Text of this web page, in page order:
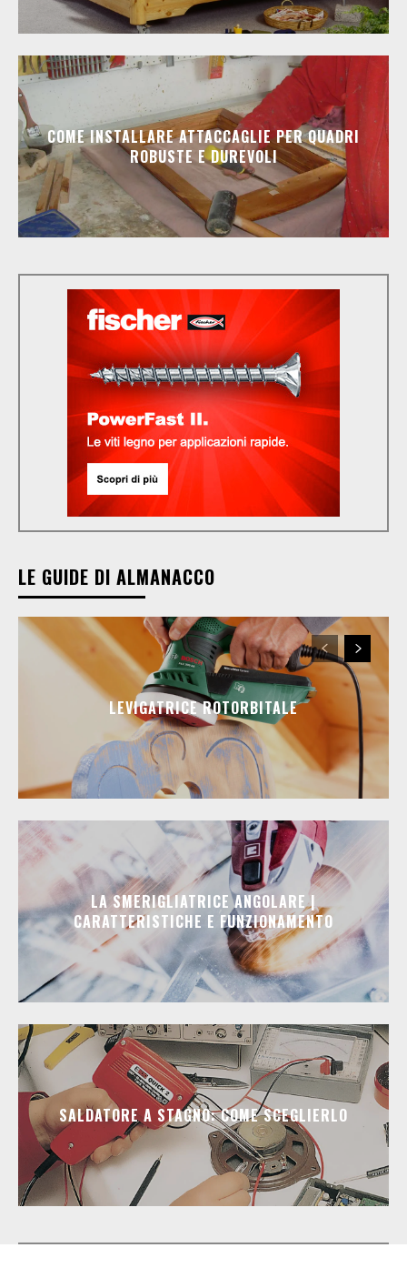
COME INSTALLARE ATTACCAGLIE PER QUADRI
ROBUSTE E DUREVOLI
LE GUIDE DI ALMANACCO
LEVIGATRICE ROTORBITALE
LA SMERIGLIATRICE ANGOLARE |
CARATTERISTICHE E FUNZIONAMENTO
SALDATORE A STAGNO: COME SCEGLIERLO